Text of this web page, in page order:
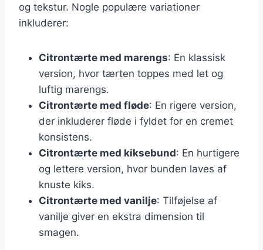
og tekstur. Nogle populære variationer
inkluderer:
Citrontærte med marengs: En klassisk
version, hvor tærten toppes med let og
luftig marengs.
Citrontærte med fløde: En rigere version,
der inkluderer fløde i fyldet for en cremet
konsistens.
Citrontærte med kiksebund: En hurtigere
og lettere version, hvor bunden laves af
knuste kiks.
Citrontærte med vanilje: Tilføjelse af
vanilje giver en ekstra dimension til
smagen.